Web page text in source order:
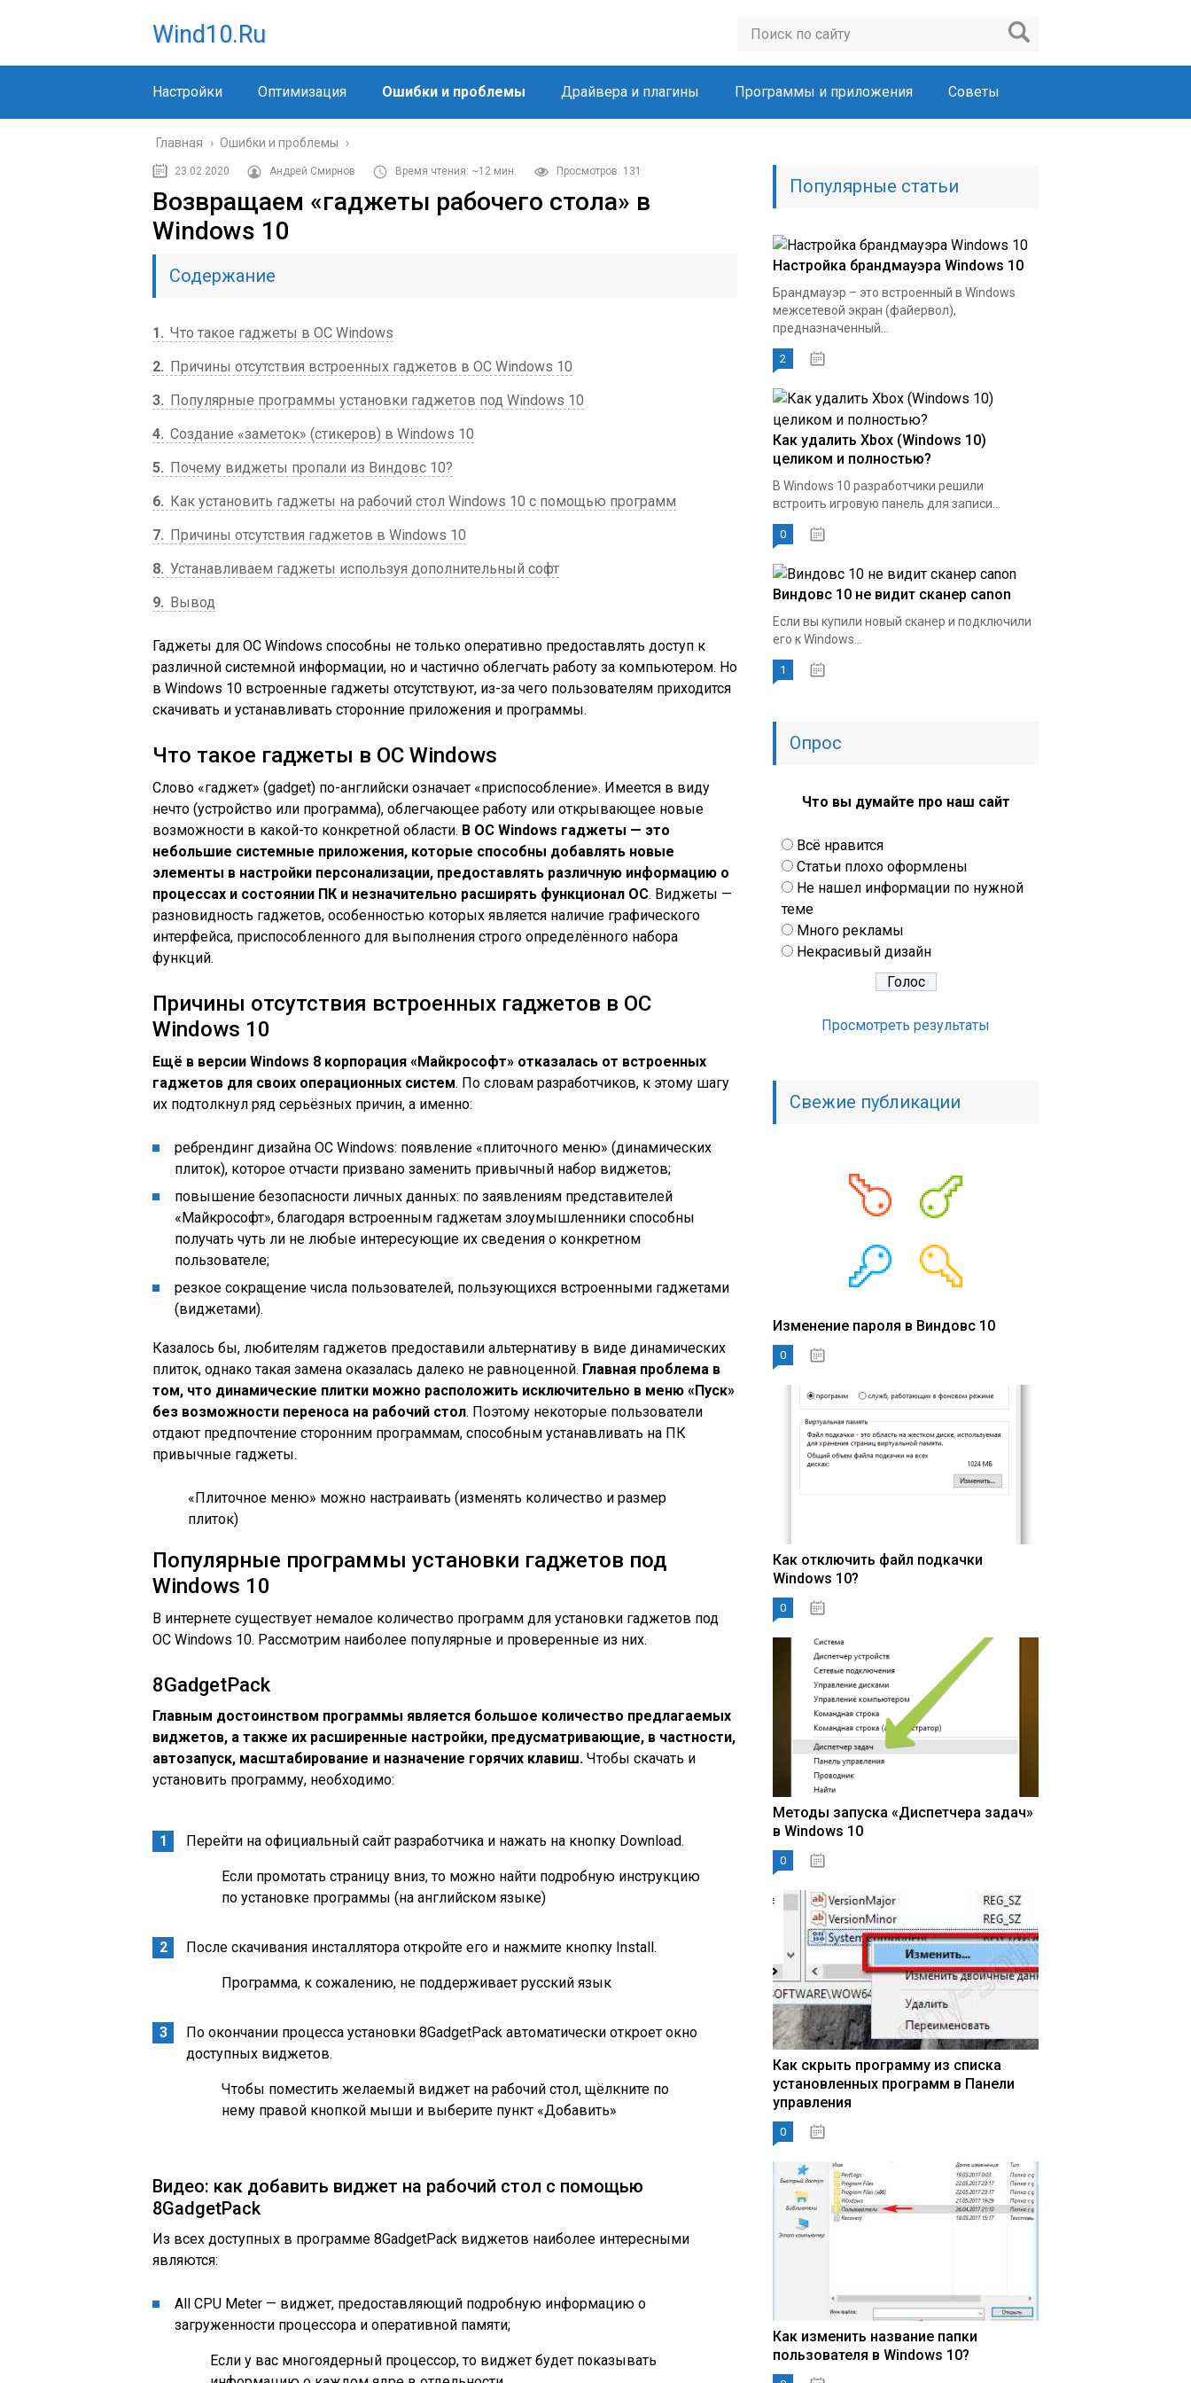
Wind10.ru
Настройки Оптимизация Ошибки и проблемы Драйвера и плагины Программы и приложения Советы
Главная › Ошибки и проблемы ›
23.02.2020 Андрей Смирнов Время чтения: ~12 мин. Просмотров: 131
Возвращаем «гаджеты рабочего стола» в
Windows 10
Содержание
1
Что такое гаджеты в ОС Windows
2
Причины отсутствия встроенных гаджетов в ОС Windows 10
3
Популярные программы установки гаджетов под Windows 10
4 Создание «заметок» (стикеров) в Windows 10
5
Почему виджеты пропали из Виндовс 10?
6
Как установить гаджеты на рабочий стол Windows 10 с помощью программ
7
Причины отсутствия гаджетов в Windows 10
8 Устанавливаем гаджеты используя дополнительный софт
9
Вывод
Гаджеты для ОС Windows способны не только оперативно предоставлять доступ к
различной системной информации, но и частично облегчать работу за компьютером. Но
в Windows 10 встроенные гаджеты отсутствуют, из-за чего пользователям приходится
скачивать и устанавливать сторонние приложения и программы.
Что такое гаджеты в ОС Windows
Слово «гаджет» (gadget) по-английски означает «приспособление». Имеется в виду
нечто (устройство или программа), облегчающее работу или открывающее новые
возможности в какой-то конкретной области. В ОС Windows гаджеты — это
небольшие системные приложения, которые способны добавлять новые
элементы в настройки персонализации, предоставлять различную информацию о
процессах и состоянии ПК и незначительно расширять функционал ОС. Виджеты —
разновидность гаджетов, особенностью которых является наличие графического
интерфейса, приспособленного для выполнения строго определённого набора
функций.
Причины отсутствия встроенных гаджетов в ОС
Windows 10
Ещё в версии Windows 8 корпорация «Майкрософт» отказалась от встроенных
гаджетов для своих операционных систем. По словам разработчиков, к этому шагу
их подтолкнул ряд серьёзных причин, а именно:
ребрендинг дизайна ОС Windows: появление «плиточного меню» (динамических
плиток), которое отчасти призвано заменить привычный набор виджетов;
повышение безопасности личных данных: по заявлениям представителей
«Майкрософт», благодаря встроенным гаджетам злоумышленники способны
получать чуть ли не любые интересующие их сведения о конкретном
пользователе;
резкое сокращение числа пользователей, пользующихся встроенными гаджетами
(виджетами).
Казалось бы, любителям гаджетов предоставили альтернативу в виде динамических
плиток, однако такая замена оказалась далеко не равноценной. Главная проблема в
том, что динамические плитки можно расположить исключительно в меню «Пуск»
без возможности переноса на рабочий стол. Поэтому некоторые пользователи
отдают предпочтение сторонним программам, способным устанавливать на ПК
привычные гаджеты.
«Плиточное меню» можно настраивать (изменять количество и размер
плиток)
Популярные программы установки гаджетов под
Windows 10
В интернете существует немалое количество программ для установки гаджетов под
ОС Windows 10. Рассмотрим наиболее популярные и проверенные из них.
8GadgetPack
Главным достоинством программы является большое количество предлагаемых
виджетов, а также их расширенные настройки, предусматривающие, в частности,
автозапуск, масштабирование и назначение горячих клавиш. Чтобы скачать и
установить программу, необходимо:
Перейти на официальный сайт разработчика и нажать на кнопку Download.
Если промотать страницу вниз, то можно найти подробную инструкцию
по установке программы (на английском языке)
После скачивания инсталлятора откройте его и нажмите кнопку Install.
Программа, к сожалению, не поддерживает русский язык
По окончании процесса установки 8GadgetPack автоматически откроет окно
доступных виджетов.
Чтобы поместить желаемый виджет на рабочий стол, щёлкните по
нему правой кнопкой мыши и выберите пункт «Добавить»
Видео: как добавить виджет на рабочий стол с помощью
8GadgetPack
Из всех доступных в программе 8GadgetPack виджетов наиболее интересными
являются:
All CPU Meter — виджет, предоставляющий подробную информацию о
загруженности процессора и оперативной памяти;
Если у вас многоядерный процессор, то виджет будет показывать
Популярные статьи
Настройка брандмауэра Windows 10
Брандмауэр – это встроенный в Windows
межсетевой экран (файервол),
предназначенный...
2
Как удалить Xbox (Windows 10)
целиком и полностью?
В Windows 10 разработчики решили
встроить игровую панель для записи...
0
Виндовс 10 не видит сканер canon
Если вы купили новый сканер и подключили
его к Windows...
1
Опрос
Что вы думайте про наш сайт
Всё нравится
Статьи плохо оформлены
Не нашел информации по нужной
теме
Много рекламы
Некрасивый дизайн
Просмотреть результаты
Свежие публикации
Изменение пароля в Виндовс 10
0
Как отключить файл подкачки
Windows 10?
0
Методы запуска «Диспетчера задач»
в Windows 10
0
Как скрыть программу из списка
установленных программ в Панели
управления
0
Как изменить название папки
пользователя в Windows 10?